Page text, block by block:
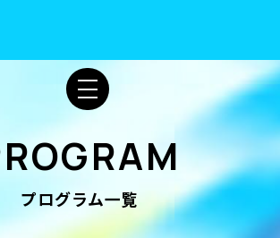
プログラム一覧